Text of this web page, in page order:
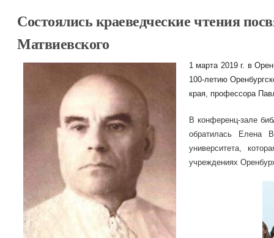
Состоялись краеведческие чтения
Матвиевского
1 марта 2019 г. в
100-летию
края, профессора
В конференц-зале
обратилась Елена
университета,
учреждениях